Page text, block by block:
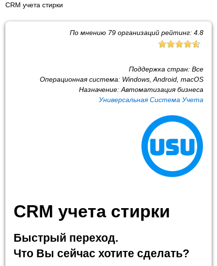
CRM учета стирки
По мнению 79организаций рейтинг: 4.8
Поддержка стран: Все
Операционная система: Windows, Android, macOS
Назначение: Автоматизация бизнеса
Универсальная Система Учета
CRM учета стирки
Быстрый переход.
Что Вы сейчас хотите сделать?